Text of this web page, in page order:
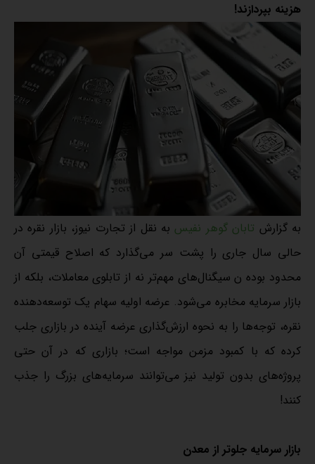
هزینه بپردازند!
به گزارش تابان گوهر نفیس به نقل از تجارت نیوز، بازار نقره در
حالی سال جاری را پشت سر می‌گذارد که اصلاح قیمتی آن
محدود بوده ن سیگنال‌های مهم‌تر نه از تابلوی معاملات، بلکه از
بازار سرمایه مخابره می‌شود. عرضه اولیه سهام یک توسعه‌دهنده
نقره، توجه‌ها را به نحوه ارزش‌گذاری عرضه آینده در بازاری جلب
کرده که با کمبود مزمن مواجه است؛ بازاری که در آن حتی
پروژه‌های بدون تولید نیز می‌توانند سرمایه‌های بزرگ را جذب
کنند!
بازار سرمایه جلوتر از معدن